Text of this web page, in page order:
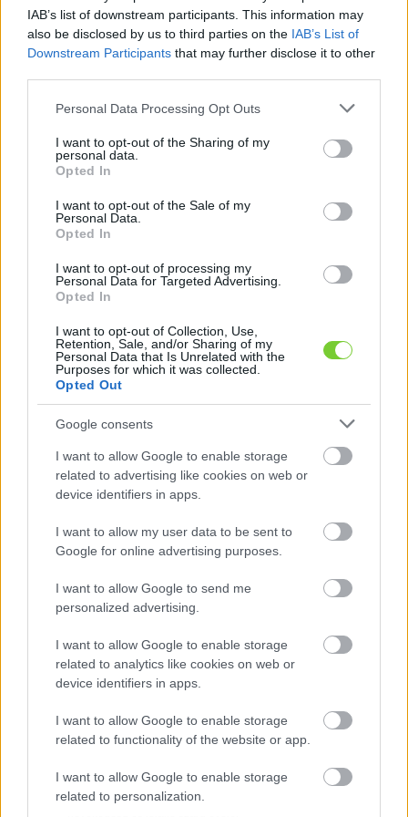
IAB’s list of downstream participants. This information may
also be disclosed by us to third parties on the IAB’s List of
Downstream Participants that may further disclose it to other
Please note that this website/app uses one or more Google
not limited to your visit or usage behaviour. You may click to
grant or deny consent to Google and its third-party tags to
use your data for below specified purposes in below Google
consent section.
Personal Data Processing Opt Outs
I want to opt-out of the Sharing of my
personal data.
Opted In
I want to opt-out of the Sale of my
Personal Data.
Opted In
I want to opt-out of processing my
Personal Data for Targeted Advertising.
Opted In
I want to opt-out of Collection, Use,
Retention, Sale, and/or Sharing of my
Personal Data that Is Unrelated with the
Purposes for which it was collected.
Opted Out
Google consents
I want to allow Google to enable storage
related to advertising like cookies on web or
device identifiers in apps.
I want to allow my user data to be sent to
Google for online advertising purposes.
I want to allow Google to send me
personalized advertising.
I want to allow Google to enable storage
related to analytics like cookies on web or
device identifiers in apps.
I want to allow Google to enable storage
related to functionality of the website or app.
I want to allow Google to enable storage
related to personalization.
Felhasználónév
Jelszó
Elfelejtette jelszavát?
Bejelentkezés
faiskola.hu
Kertészeti, kerti termékek és szolgáltatások térképes
KERTÉSZ ÉS KERTÉSZET REGISZTRÁCIÓ
Növénykatalógus
(egész évben
Csótárvirág ( Astilbe x arendsii)
60-70 cm magas bokros
növekedésű és felálló szárú évelő.